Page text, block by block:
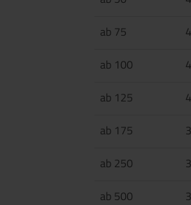
ab 75
ab 100
ab 125
ab 175
ab 250
ab 500